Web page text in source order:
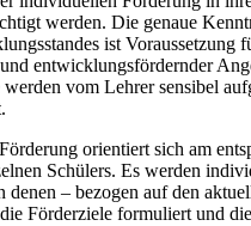
werden. Die genaue
ist Voraussetzung
entwicklungsfördernder
vom Lehrer sensibel
orientiert sich am
Schülers. Es werden
denen – bezogen auf den
Förderziele formuliert und